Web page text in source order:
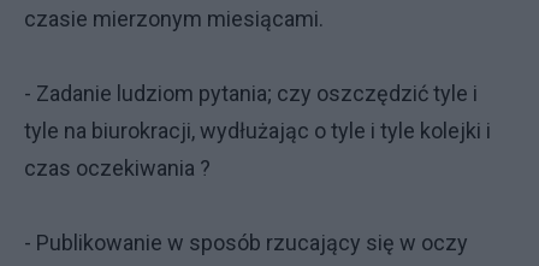
czasie mierzonym miesiącami.
- Zadanie ludziom pytania; czy oszczędzić tyle i
tyle na biurokracji, wydłużając o tyle i tyle kolejki i
czas oczekiwania ?
- Publikowanie w sposób rzucający się w oczy